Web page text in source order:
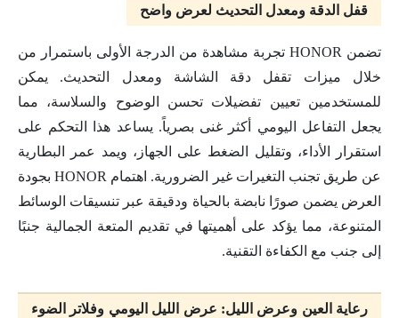
قفل الدقة ومعدل التحديث لعرض واضح
تضمن HONOR تجربة مشاهدة من الدرجة الأولى باستمرار من
خلال ميزات تقفل دقة الشاشة ومعدل التحديث. يمكن
للمستخدمين تعيين تفضيلات تحسن الوضوح والسلاسة، مما
يجعل التفاعل اليومي أكثر غنى بصرياً. يساعد هذا التحكم على
استقرار الأداء، وتقليل الضغط على الجهاز، ويمد عمر البطارية
عن طريق تجنب التغيرات غير الضرورية. اهتمام HONOR بجودة
العرض يضمن صورًا نابضة بالحياة ودقيقة عبر تنسيقات الوسائط
المتنوعة، مما يؤكد على أهميتها في تقديم المتعة الجمالية جنبًا
إلى جنب مع الكفاءة التقنية.
رعاية العين وعرض الليل: عرض الليل اليومي وفلاتر الضوء